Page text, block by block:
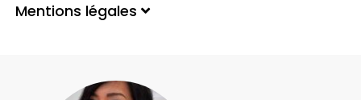
Mentions légales